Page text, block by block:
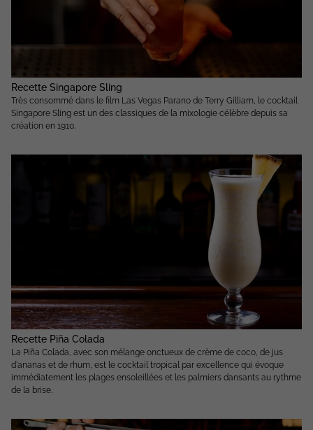
Recette Singapore Sling
Très consommé dans le film Las Vegas Parano de Terry Gilliam, le cocktail
Singapore Sling est un des classiques de la mixologie célèbre depuis sa
création en 1910.
Recette Piña Colada
La Piña Colada, avec son mélange onctueux de crème de coco, de jus
d'ananas et de rhum, est le cocktail tropical par excellence qui évoque
immédiatement les plages ensoleillées et les palmiers dansants au rythme
de la brise.